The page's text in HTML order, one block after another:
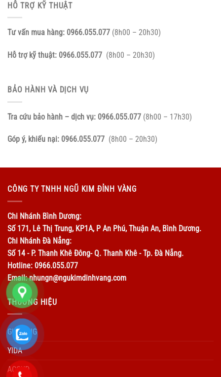
HỖ TRỢ KỸ THUẬT
Tư vấn mua hàng: 0966.055.077 (8h00 – 20h30)
Hỗ trợ kỹ thuật: 0966.055.077 (8h00 – 20h30)
BẢO HÀNH VÀ DỊCH VỤ
Tra cứu bảo hành – dịch vụ: 0966.055.077 (8h00 – 17h30)
Góp ý, khiếu nại: 0966.055.077 (8h00 – 20h30)
CÔNG TY TNHH NGŨ KIM ĐỈNH VÀNG
Chi Nhánh Bình Dương:
Số 171, Lê Thị Trung, KP1A, P An Phú, Thuận An, Bình Dương.
Chi Nhánh Đà Nẳng:
Số 14 - P. Thanh Khê Đông- Q. Thanh Khê - Tp. Đà Nẵng.
Hotline: 0966.055.077
Email: nhungn@ngukimdinhvang.com
THƯƠNG HIỆU
GUHRING
YIDA
ACCUD